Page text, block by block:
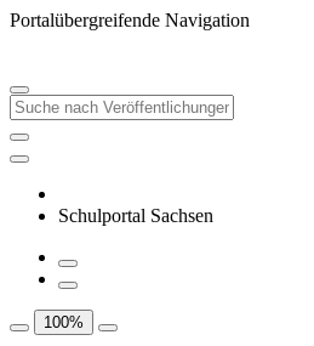
Portalübergreifende Navigation
Schulportal Sachsen
100%